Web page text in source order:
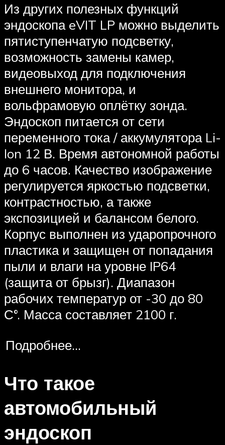
Из других полезных функций
эндоскопа eVIT LP можно выделить
пятиступенчатую подсветку,
возможность замены камер,
видеовыход для подключения
внешнего монитора, и
вольфрамовую оплётку зонда.
Эндоскоп питается от сети
переменного тока / аккумулятора Li-
Ion 12 В. Время автономной работы
до 6 часов. Качество изображение
регулируется яркостью подсветки,
контрастностью, а также
экспозицией и балансом белого.
Корпус выполнен из ударопрочного
пластика и защищен от попадания
пыли и влаги на уровне IP64
(защита от брызг). Диапазон
рабочих температур от -30 до 80
С°. Масса составляет 2100 г.
Подробнее…
Что такое
автомобильный
эндоскоп